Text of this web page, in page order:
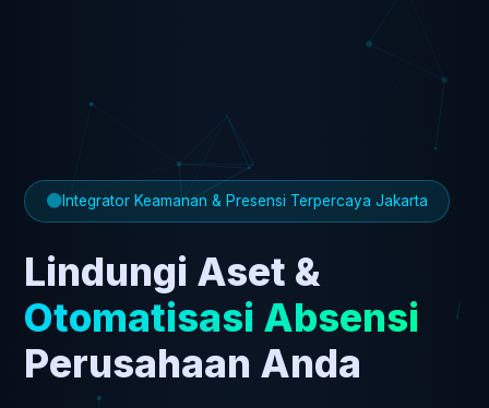
Integrator Keamanan & Presensi Terpercaya Jakarta
Lindungi Aset &
Otomatisasi Absensi
Perusahaan Anda